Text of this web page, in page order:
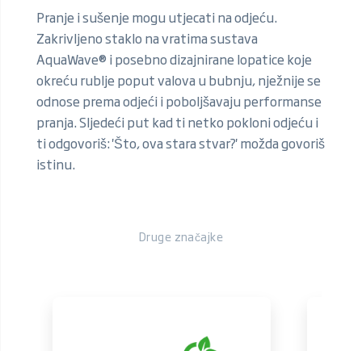
Pranje i sušenje mogu utjecati na odjeću.
Zakrivljeno staklo na vratima sustava
AquaWave® i posebno dizajnirane lopatice koje
okreću rublje poput valova u bubnju, nježnije se
odnose prema odjeći i poboljšavaju performanse
pranja. Sljedeći put kad ti netko pokloni odjeću i
ti odgovoriš: 'Što, ova stara stvar?' možda govoriš
istinu.
Druge značajke